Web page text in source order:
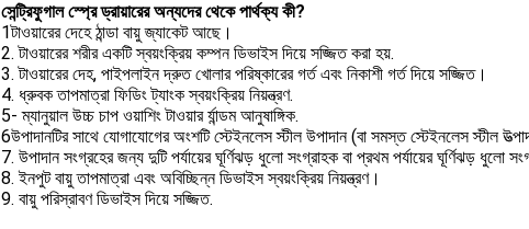
সেন্ট্রিফুগাল স্প্রে ড্রায়ারের অন্যদের থেকে পার্থক্য কী?
1টাওয়ারের দেহে ঠান্ডা বায়ু জ্যাকেট আছে।
2. টাওয়ারের শরীর একটি স্বয়ংক্রিয় কম্পন ডিভাইস দিয়ে সজ্জিত করা হয়.
3. টাওয়ারের দেহ, পাইপলাইন দ্রুত খোলার পরিষ্কারের গর্ত এবং নিকাশী গর্ত দিয়ে সজ্জিত।
4. ধ্রুবক তাপমাত্রা ফিডিং ট্যাংক স্বয়ংক্রিয় নিয়ন্ত্রণ.
5- ম্যানুয়াল উচ্চ চাপ ওয়াশিং টাওয়ার র্যান্ডম আনুষাঙ্গিক.
6উপাদানটির সাথে যোগাযোগের অংশটি স্টেইনলেস স্টীল উপাদান (বা সমস্ত স্টেইনলেস স্টীল
7. উপাদান সংগ্রহের জন্য দুটি পর্যায়ের ঘূর্ণিঝড় ধুলো সংগ্রাহক বা প্রথম পর্যায়ের ঘূর্ণিঝড় ধুলো
8. ইনপুট বায়ু তাপমাত্রা এবং অবিচ্ছিন্ন ডিভাইস স্বয়ংক্রিয় নিয়ন্ত্রণ।
9. বায়ু পরিস্রাবণ ডিভাইস দিয়ে সজ্জিত.